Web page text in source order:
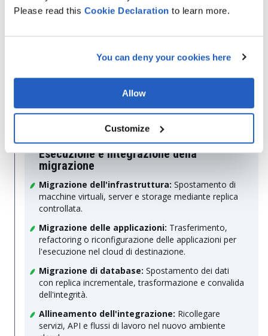
Please read this Cookie Declaration to learn more.
You can deny your cookies here
Allow
Customize
connessioni a ERP, CRM, sistemi di analisi e API
dimensioni delle istanze, le regole di scaling e
Esecuzione e integrazione della
migrazione
Migrazione dell'infrastruttura: Spostamento di
macchine virtuali, server e storage mediante replica
controllata.
Migrazione delle applicazioni: Trasferimento,
refactoring o riconfigurazione delle applicazioni per
l'esecuzione nel cloud di destinazione.
Migrazione di database: Spostamento dei dati
con replica incrementale, trasformazione e convalida
dell'integrità.
Allineamento dell'integrazione: Ricollegare
servizi, API e flussi di lavoro nel nuovo ambiente